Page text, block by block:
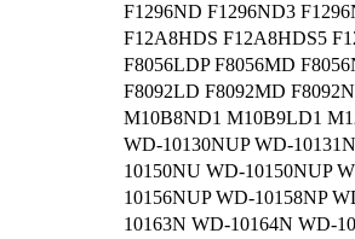
F1296ND F1296ND3
F12A8HDS F12A8HDS5
F8056LDP F8056MD
F8092LD F8092MD
M10B8ND1 M10B9LD1
WD-10130NUP WD-
10150NU WD-10150NUP
10156NUP WD-10158NP
10163N WD-10164N WD-